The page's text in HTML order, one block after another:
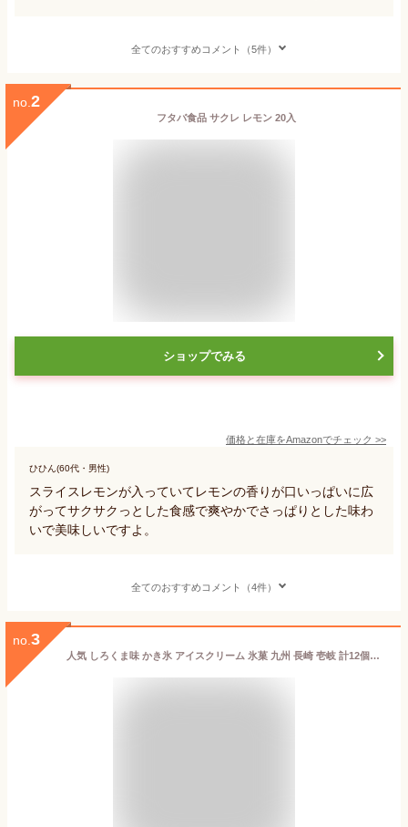
全てのおすすめコメント（5件）
no. 2
フタバ食品 サクレ レモン 20入
ショップでみる
価格と在庫をAmazonでチェック >>
ひひん(60代・男性)
スライスレモンが入っていてレモンの香りが口いっぱいに広
がってサクサクっとした食感で爽やかでさっぱりとした味わ
いで美味しいですよ。
全てのおすすめコメント（4件）
no. 3
人気 しろくま味 かき氷 アイスクリーム 氷菓 九州 長崎 壱岐 計12個入り